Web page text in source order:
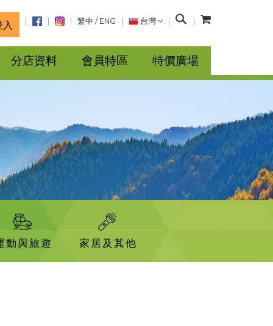
入 繁中 / ENG 台灣
搜
分店資料 會員特區 特價廣場
動與旅遊 家居及其他